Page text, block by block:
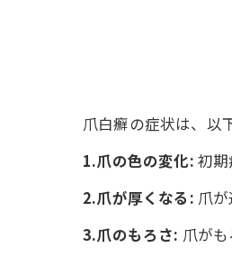
爪白癬の症状は、以
1.爪の色の変化: 初
2.爪が厚くなる: 爪
3.爪のもろさ: 爪が